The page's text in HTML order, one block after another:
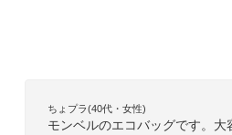
ちょプラ(40代・女性)
モンベルのエコバッグです。